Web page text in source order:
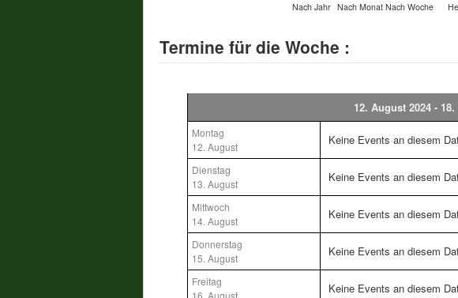
Nach Jahr Nach Monat Nach Woche
Termine für die Woche :
12. August 2024 -
Montag
12. August
Keine Events an diesem
Dienstag
13. August
Keine Events an diesem
Mittwoch
14. August
Keine Events an diesem
Donnerstag
15. August
Keine Events an diesem
Freitag
Keine Events an diesem